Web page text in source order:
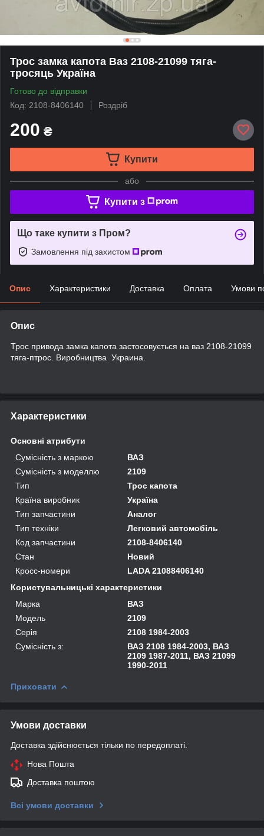
Трос замка капота Ваз 2108-21099 тяга-
тросяць Україна
Готово до відправки
Код: 2108-8406140
Роздріб
200 ₴
Купити
або
Купити з
Що таке купити з Пром?
Замовлення під захистом
Опис Характеристики Доставка Оплата Умови
Опис
Трос привода замка капота застосовується на ваз 2108-21099
тяга-птрос. Виробництва Украина.
Характеристики
Основні атрибути
Сумісність з маркою
ВАЗ
Сумісність з моделлю
2109
Тип
Трос капота
Країна виробник
Україна
Тип запчастини
Аналог
Тип техніки
Легковий автомобіль
Код запчастини
2108-8406140
Стан
Новий
Кросс-номери
LADA 21088406140
Користувальницькі характеристики
Марка
ВАЗ
Модель
2109
Серія
2108 1984-2003
Сумісність з:
ВАЗ 2108 1984-2003, ВАЗ
2109 1987-2011, ВАЗ 21099
1990-2011
Приховати
Умови доставки
Доставка здійснюється тільки по передоплаті.
Нова Пошта
Доставка поштою
Всі умови доставки